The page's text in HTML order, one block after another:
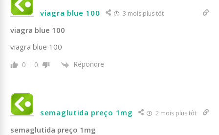
viagra blue 100 3 mois plus tôt
viagra blue 100
viagra blue 100
0 0 Répondre
semaglutida preço 1mg 2 mois plus tôt
semaglutida preço 1mg